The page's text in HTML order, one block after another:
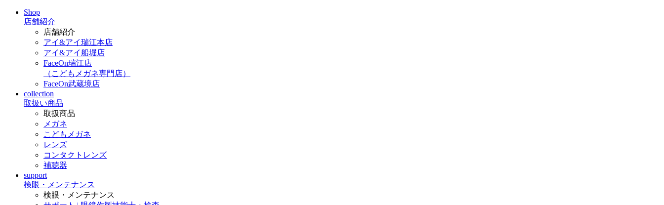
Shop
店舗紹介
店舗紹介
アイ&アイ瑞江本店
アイ&アイ船堀店
FaceOn瑞江店
（こどもメガネ専門店）
FaceOn武蔵境店
collection
取扱い商品
取扱商品
メガネ
こどもメガネ
レンズ
コンタクトレンズ
補聴器
support
検眼・メンテナンス
検眼・メンテナンス